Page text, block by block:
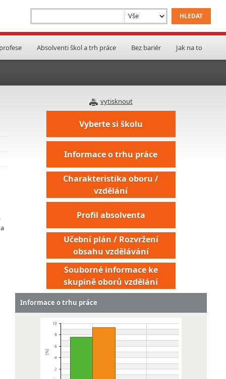
Absolventi škol a trh práce Bez bariér Jak na to
vytisknout
Vyberte si školu
Informace o trhu práce
Charakteristika oboru /
vzdělání
Profil absolventa
Učební plán / Rozvržení
obsahu vzdělávání
Souborné informace ke
skupině oborů vzdělání
Informace o trhu práce